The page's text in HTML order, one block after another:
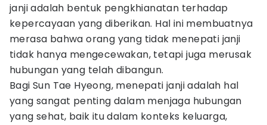
janji adalah bentuk pengkhianatan terhadap
kepercayaan yang diberikan. Hal ini membuatnya
merasa bahwa orang yang tidak menepati janji
tidak hanya mengecewakan, tetapi juga merusak
hubungan yang telah dibangun.
Bagi Sun Tae Hyeong, menepati janji adalah hal
yang sangat penting dalam menjaga hubungan
yang sehat, baik itu dalam konteks keluarga,